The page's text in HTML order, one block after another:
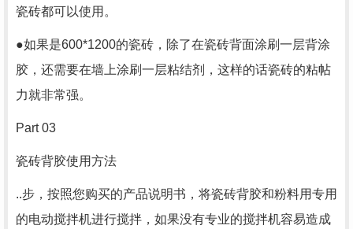
瓷砖都可以使用。
●如果是600*1200的瓷砖，除了在瓷砖背面涂刷一层背涂
胶，还需要在墙上涂刷一层粘结剂，这样的话瓷砖的粘帖
力就非常强。
Part 03
瓷砖背胶使用方法
..步，按照您购买的产品说明书，将瓷砖背胶和粉料用专用
的电动搅拌机进行搅拌，如果没有专业的搅拌机容易造成